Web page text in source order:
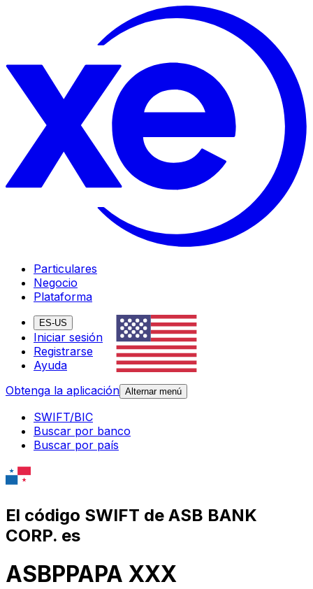
Particulares
Negocio
Plataforma
ES-US
Iniciar sesión
Registrarse
Ayuda
Obtenga la aplicación Alternar menú
SWIFT/BIC
Buscar por banco
Buscar por país
El código SWIFT de ASB BANK
CORP. es
ASBPPAPA XXX